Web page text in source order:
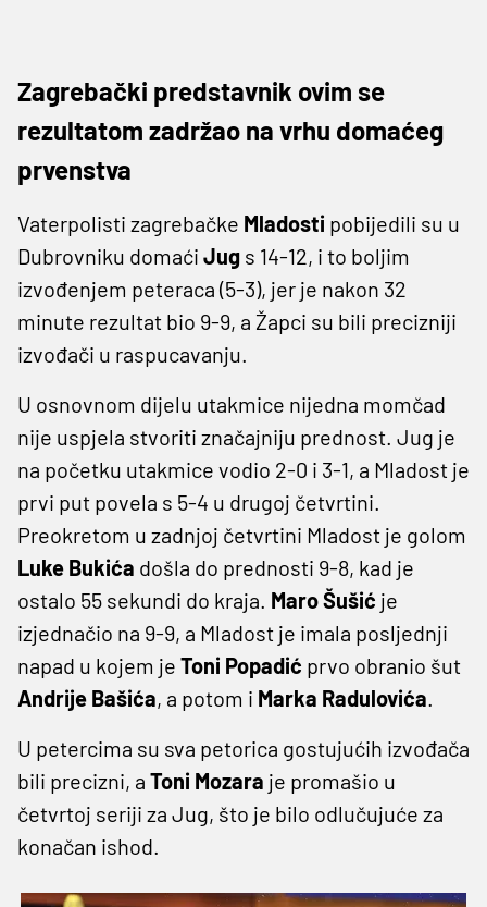
Zagrebački predstavnik ovim se
rezultatom zadržao na vrhu domaćeg
prvenstva
Vaterpolisti zagrebačke Mladosti pobijedili su u
Dubrovniku domaći Jug s 14-12, i to boljim
izvođenjem peteraca (5-3), jer je nakon 32
minute rezultat bio 9-9, a Žapci su bili precizniji
izvođači u raspucavanju.
U osnovnom dijelu utakmice nijedna momčad
nije uspjela stvoriti značajniju prednost. Jug je
na početku utakmice vodio 2-0 i 3-1, a Mladost je
prvi put povela s 5-4 u drugoj četvrtini.
Preokretom u zadnjoj četvrtini Mladost je golom
Luke Bukića došla do prednosti 9-8, kad je
ostalo 55 sekundi do kraja. Maro Šušić je
izjednačio na 9-9, a Mladost je imala posljednji
napad u kojem je Toni Popadić prvo obranio šut
Andrije Bašića, a potom i Marka Radulovića.
U petercima su sva petorica gostujućih izvođača
bili precizni, a Toni Mozara je promašio u
četvrtoj seriji za Jug, što je bilo odlučujuće za
konačan ishod.